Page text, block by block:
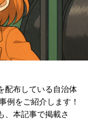
配布している自治体
例をご紹介します！
、本記事で掲載さ